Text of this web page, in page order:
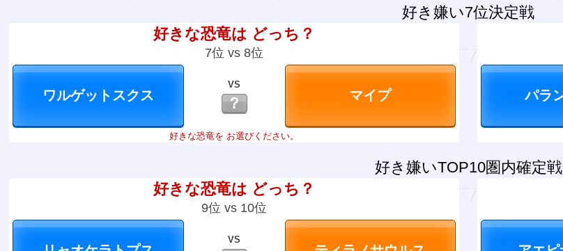
好き嫌い7位決定戦
好きな恐竜は どっち？
7位 vs 8位
VS
？
好きな恐竜を お選びください。
好き嫌いTOP10圏内確定戦
好きな恐竜は どっち？
9位 vs 10位
VS